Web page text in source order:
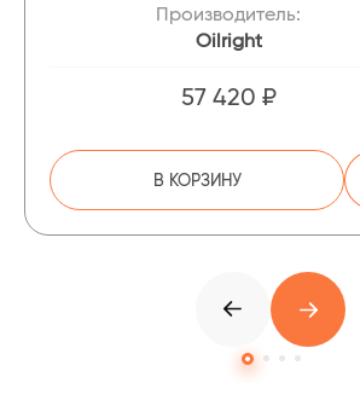
Производитель:
Oilright
57 420 ₽
В КОРЗИНУ